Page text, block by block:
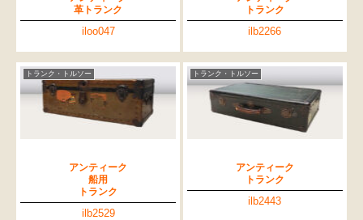
革トランク
iloo047
トランク
ilb2266
トランク・トルソー
アンティーク
船用
トランク
ilb2529
トランク・トルソー
アンティーク
トランク
ilb2443